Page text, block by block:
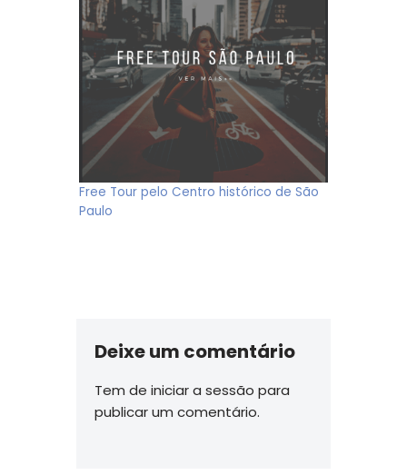
Free Tour pelo Centro histórico de São
Paulo
Deixe um comentário
Tem de iniciar a sessão para
publicar um comentário.